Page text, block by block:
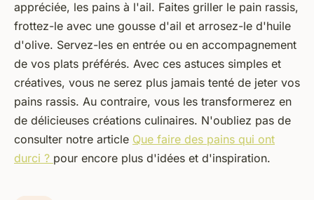
appréciée, les pains à l'ail. Faites griller le pain rassis,
frottez-le avec une gousse d'ail et arrosez-le d'huile
d'olive. Servez-les en entrée ou en accompagnement
de vos plats préférés. Avec ces astuces simples et
créatives, vous ne serez plus jamais tenté de jeter vos
pains rassis. Au contraire, vous les transformerez en
de délicieuses créations culinaires. N'oubliez pas de
consulter notre article Que faire des pains qui ont
durci ? pour encore plus d'idées et d'inspiration.